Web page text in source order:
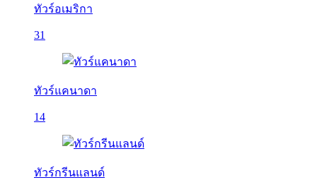
ทัวร์อเมริกา
31
ทัวร์แคนาดา
14
ทัวร์กรีนแลนด์